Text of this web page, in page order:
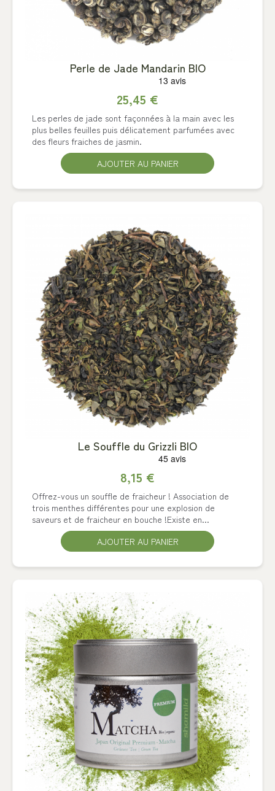
Perle de Jade Mandarin BIO
25,45 €
Les perles de jade sont façonnées à la main avec les
plus belles feuilles puis délicatement parfumées avec
des fleurs fraiches de jasmin.
AJOUTER AU PANIER
Le Souffle du Grizzli BIO
8,15 €
Offrez-vous un souffle de fraicheur ! Association de
trois menthes différentes pour une explosion de
saveurs et de fraicheur en bouche !Existe en...
AJOUTER AU PANIER